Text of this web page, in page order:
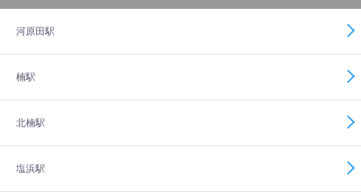
河原田駅
楠駅
北楠駅
塩浜駅